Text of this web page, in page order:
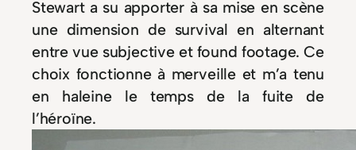
Stewart a su apporter à sa mise en scène
une dimension de survival en alternant
entre vue subjective et found footage. Ce
choix fonctionne à merveille et m’a tenu
en haleine le temps de la fuite de
l’héroïne.